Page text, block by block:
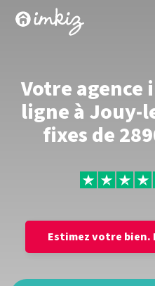
Votre
ligne à Jouy-
fixes de
Estimez votre bien.